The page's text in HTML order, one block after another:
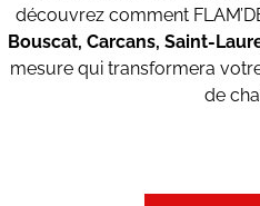
découvrez comment
Bouscat, Carcans, Saint-
mesure qui transformera
de